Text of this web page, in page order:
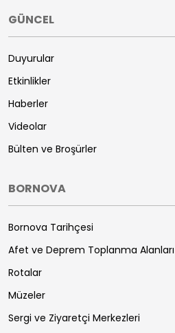
GÜNCEL
Duyurular
Etkinlikler
Haberler
Videolar
Bülten ve Broşürler
BORNOVA
Bornova Tarihçesi
Afet ve Deprem Toplanma Alanları
Rotalar
Müzeler
Sergi ve Ziyaretçi Merkezleri